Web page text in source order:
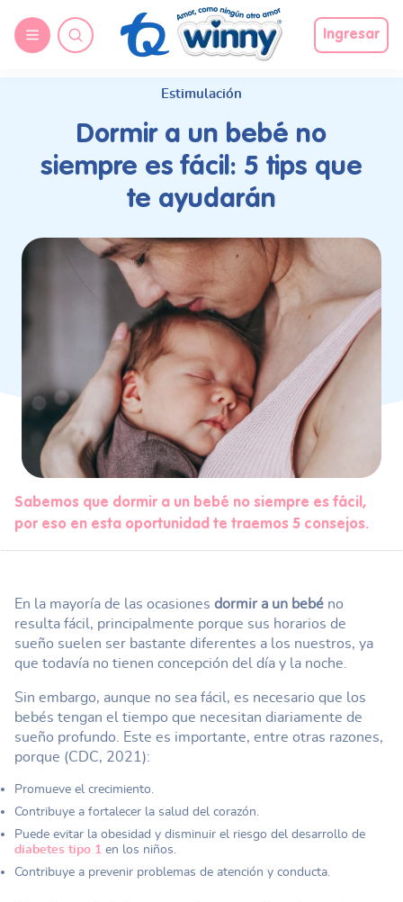
Ingresar
Estimulación
Dormir a un bebé no
siempre es fácil: 5 tips que
te ayudarán
Sabemos que dormir a un bebé no siempre es fácil,
por eso en esta oportunidad te traemos 5 consejos.
En la mayoría de las ocasiones dormir a un bebé no
resulta fácil, principalmente porque sus horarios de
sueño suelen ser bastante diferentes a los nuestros, ya
que todavía no tienen concepción del día y la noche.
Sin embargo, aunque no sea fácil, es necesario que los
bebés tengan el tiempo que necesitan diariamente de
sueño profundo. Este es importante, entre otras razones,
porque (CDC, 2021):
Promueve el crecimiento.
Contribuye a fortalecer la salud del corazón.
Puede evitar la obesidad y disminuir el riesgo del desarrollo de
diabetes tipo 1 en los niños.
Contribuye a prevenir problemas de atención y conducta.